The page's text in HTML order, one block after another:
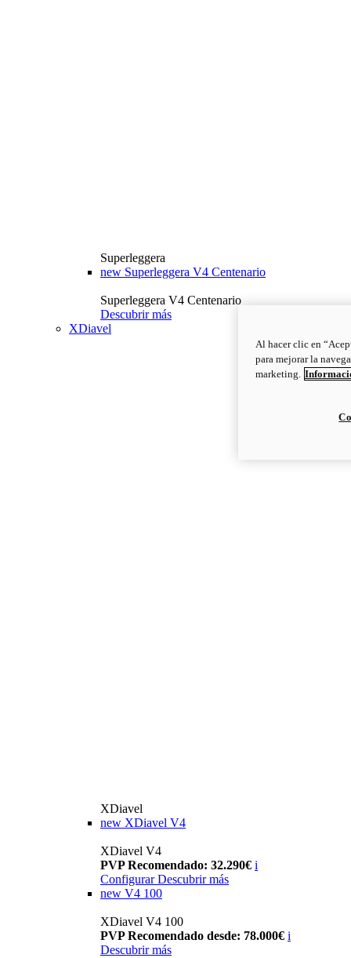
Superleggera
new Superleggera V4 Centenario
Superleggera V4 Centenario
Descubrir más
XDiavel
XDiavel
new XDiavel V4
XDiavel V4
PVP Recomendado: 32.290€ i
Configurar Descubrir más
new V4 100
XDiavel V4 100
PVP Recomendado desde: 78.000€ i
Descubrir más
Al hacer clic en
para mejorar la
marketing.